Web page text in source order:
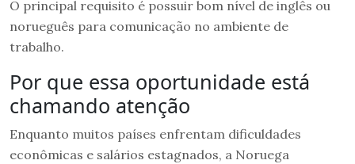
O principal requisito é possuir bom nível de inglês ou
norueguês para comunicação no ambiente de
trabalho.
Por que essa oportunidade está
chamando atenção
Enquanto muitos países enfrentam dificuldades
econômicas e salários estagnados, a Noruega